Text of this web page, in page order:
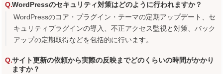
WordPressのセキュリティ対策はどのように行われますか？
WordPressのコア・プラグイン・テーマの定期アップデート、セ
キュリティプラグインの導入、不正アクセス監視と対策、バック
アップの定期取得などを包括的に行います。
サイト更新の依頼から実際の反映までどのくらいの時間がかかり
ますか？